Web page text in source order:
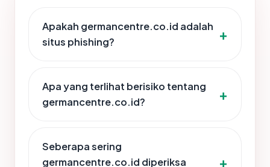
Apakah germancentre.co.id adalah
situs phishing?
Apa yang terlihat berisiko tentang
germancentre.co.id?
Seberapa sering
germancentre.co.id diperiksa